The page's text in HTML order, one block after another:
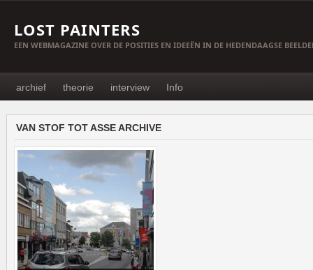
LOST PAINTERS
EEN WEBMAGAZINE OVER DE POSITIES EN IDEEËN IN DE HEDENDAAGSE
archief theorie interview Info
VAN STOF TOT ASSE ARCHIVE